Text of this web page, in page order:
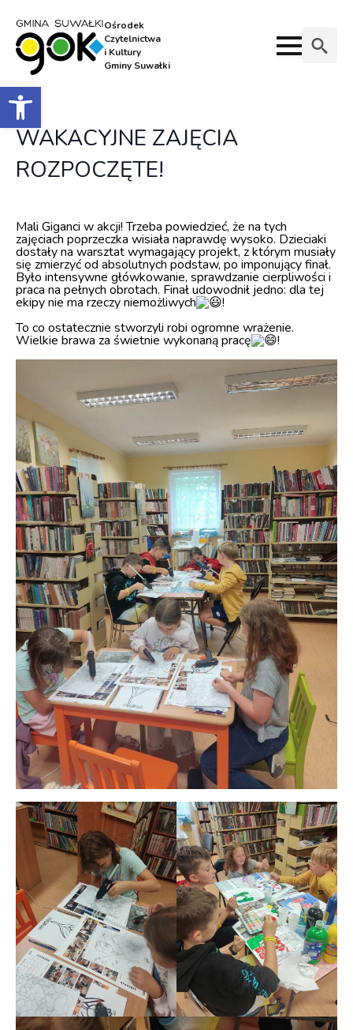
Otwórz pasek narzędzi
Ośrodek
Czytelnictwa
i Kultury
Gminy Suwałki
WAKACYJNE ZAJĘCIA
ROZPOCZĘTE!
Mali Giganci w akcji! Trzeba powiedzieć, że na tych
zajęciach poprzeczka wisiała naprawdę wysoko. Dzieciaki
dostały na warsztat wymagający projekt, z którym musiały
się zmierzyć od absolutnych podstaw, po imponujący finał.
Było intensywne główkowanie, sprawdzanie cierpliwości i
praca na pełnych obrotach. Finał udowodnił jedno: dla tej
ekipy nie ma rzeczy niemożliwych
!
To co ostatecznie stworzyli robi ogromne wrażenie.
Wielkie brawa za świetnie wykonaną pracę !